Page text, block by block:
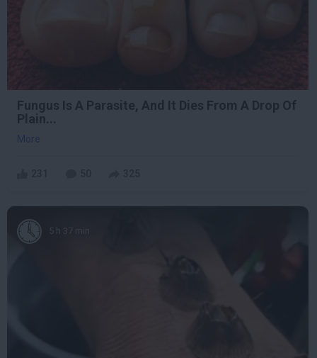
Fungus Is A Parasite, And It Dies From A Drop Of
Plain...
More
5 h 37 min